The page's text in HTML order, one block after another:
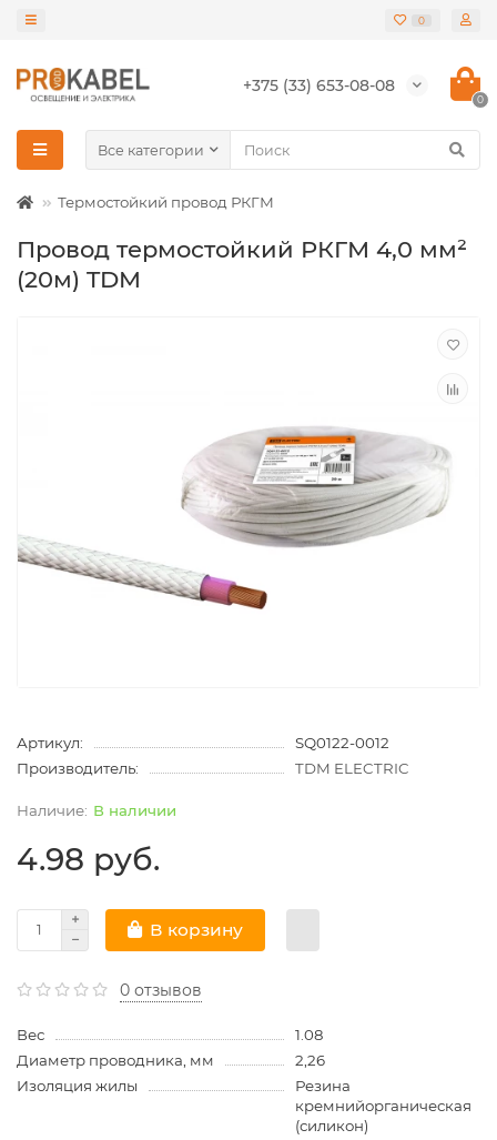
0
+375 (33) 653-08-08
0
Все категории
Термостойкий провод РКГМ
Провод термостойкий РКГМ 4,0 мм²
(20м) TDM
Артикул:
SQ0122-0012
Производитель:
TDM ELECTRIC
В наличии
4.98 руб.
В корзину
0 отзывов
Вес
1.08
Диаметр проводника, мм
2,26
Изоляция жилы
Резина
кремнийорганическая
(силикон)